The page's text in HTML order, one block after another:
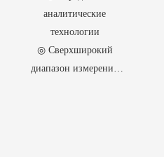
аналитическими
технологиями, высокой
надежностью, низкими
эксплуатационными
аналитические
технологии
◎ Сверхширокий
диапазон измерений